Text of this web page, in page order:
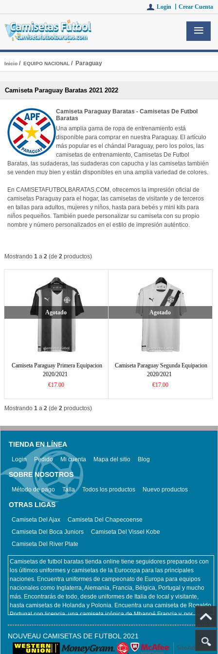
Login 丨 Crear Cuenta
Inicio/ EQUIPO NACIONAL / Paraguay
Camiseta Paraguay Baratas 2021 2022
Camiseta Paraguay Baratas - Camisetas De Futbol
Baratas
Una amplia gama de ropa de entrenamiento está
disponible para comprar en nuestra Paraguay. El artículo
más popular es el chándal Paraguay, pero los polos, las
camisetas de entrenamiento, Camisetas De Futbol
Baratas, las sudaderas, las sudaderas con capucha y las camisetas también
se venden muy bien y están disponibles en una amplia variedad de colores.
En CAMISETAFUTBOLBARATAS.COM, ofrecemos la impresión oficial de
camisetas Paraguay para el hogar, las camisetas de visitante y de terceros
en tallas para adultos, mujeres y niños, hasta para bebés y mini kits para
niños pequeños. También puede personalizar su camiseta con su propio
nombre y número personalizados en el estilo de impresión auténtico.
Mostrando 1a 2(de 2productos)
Agotado
Camiseta Paraguay Primera Equipacion
2020/2021
€17.00
Agotado
Camiseta Paraguay Segunda Equipacion
2020/2021
€17.00
Mostrando 1a 2(de 2productos)
TIENDA EN LÍNEA
Login Pedido Mi cuenta Mapa del sitio Blog
SOBRE NOSOTROS
Método de pago Talla Todos los productos Nuevo productos
OTRAS LIGAS
Camiseta Del Ajax
Camiseta Del Chapecoense
Camiseta Del Boca Juniors
Camiseta Del Vissel Kobe
Camiseta Del River Plate
Camisetas de futbol baratas tienda online tiene seguidores preparados con
los últimos uniformes y camisetas de la Eurocopa para las principales
naciones. Encuentra uniformes de campeonato de Europa para equipos
nacionales como Inglaterra, Alemania, Francia, Bélgica, Portugal y mucho
más. Encontrarás de todo, desde uniformes de Italia de local y visitante,
hasta camisetas de Holanda y Polonia. Encuentra una camiseta de Ronaldo
Portugal con licencia, una camiseta icónica de Mbappé Francia y, por
equipo nacional y jugador pretenda apoyar en la Euro, Camisetas de futbol
baratas tienda online lo tiene cubierto. Al mismo tiempo, también ofrecemos
todos los productos del club, incluidas camisetas retro futbol, ​​camisetas
NOUVEAU CAMISETAS DE FUTBOL 2021